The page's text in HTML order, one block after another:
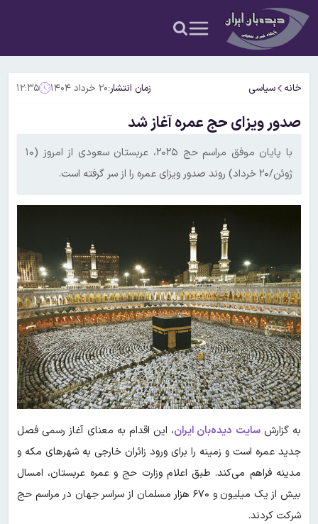
خانه سیاسی زمان انتشار:۲۰ خرداد ۱۴۰۴ ۱۲:۳۵
صدور ویزای حج عمره آغاز شد
با پایان موفق مراسم حج ۲۰۲۵، عربستان سعودی از امروز (۱۰
ژوئن/۲۰ خرداد) روند صدور ویزای عمره را از سر گرفته است.
به گزارشسایت دیده‌بان ایران، این اقدام به معنای آغاز رسمی فصل
جدید عمره است و زمینه را برای ورود زائران خارجی به شهرهای مکه و
مدینه فراهم می‌کند. طبق اعلام وزارت حج و عمره عربستان، امسال
بیش از یک میلیون و ۶۷۰ هزار مسلمان از سراسر جهان در مراسم حج
شرکت کردند.